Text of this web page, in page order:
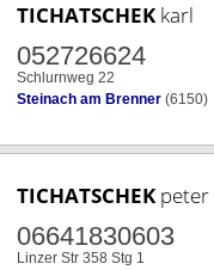
TICHATSCHEK karl
052726624
Schlurnweg 22
Steinach am Brenner (6150)
TICHATSCHEK peter
06641830603
Linzer Str 358 Stg 1